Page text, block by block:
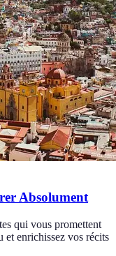
Absolument
qui vous promettent
et enrichissez vos récits